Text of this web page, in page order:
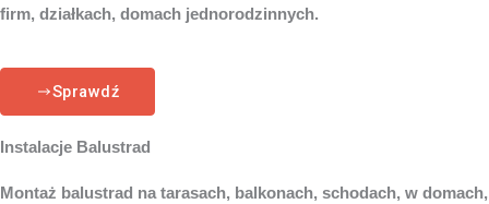
firm, działkach, domach jednorodzinnych.
Sprawdź
Instalacje Balustrad
Montaż balustrad na tarasach, balkonach, schodach, w domach,